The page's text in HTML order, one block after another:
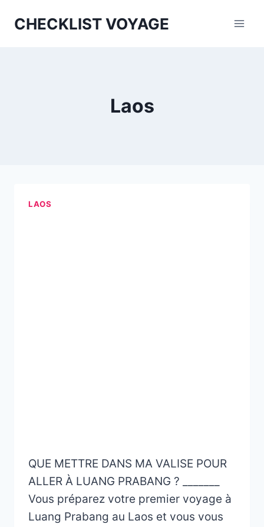
CHECKLIST VOYAGE
Laos
LAOS
QUE METTRE DANS MA VALISE POUR
ALLER À LUANG PRABANG ? _______
Vous préparez votre premier voyage à
Luang Prabang au Laos et vous vous